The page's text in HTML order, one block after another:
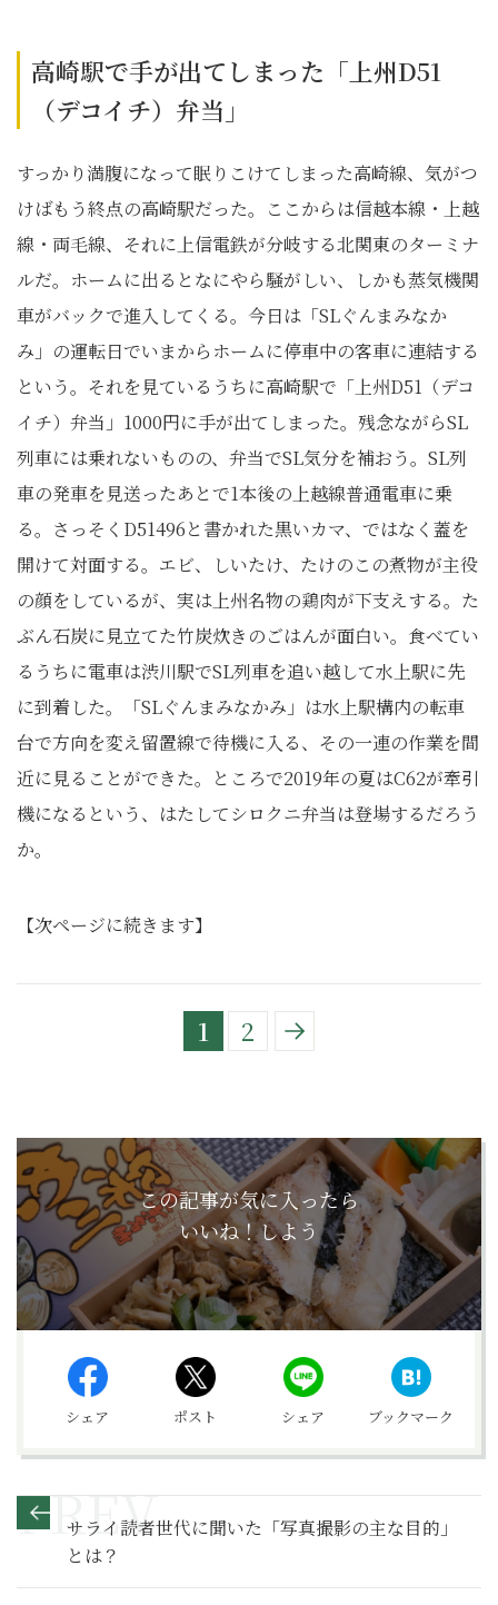
高崎駅で手が出てしまった「上州D51
（デコイチ）弁当」
すっかり満腹になって眠りこけてしまった高崎線、気がつ
けばもう終点の高崎駅だった。ここからは信越本線・上越
線・両毛線、それに上信電鉄が分岐する北関東のターミナ
ルだ。ホームに出るとなにやら騒がしい、しかも蒸気機関
車がバックで進入してくる。今日は「SLぐんまみなか
み」の運転日でいまからホームに停車中の客車に連結する
という。それを見ているうちに高崎駅で「上州D51（デコ
イチ）弁当」1000円に手が出てしまった。残念ながらSL
列車には乗れないものの、弁当でSL気分を補おう。SL列
車の発車を見送ったあとで1本後の上越線普通電車に乗
る。さっそくD51496と書かれた黒いカマ、ではなく蓋を
開けて対面する。エビ、しいたけ、たけのこの煮物が主役
の顔をしているが、実は上州名物の鶏肉が下支えする。た
ぶん石炭に見立てた竹炭炊きのごはんが面白い。食べてい
るうちに電車は渋川駅でSL列車を追い越して水上駅に先
に到着した。「SLぐんまみなかみ」は水上駅構内の転車
台で方向を変え留置線で待機に入る、その一連の作業を間
近に見ることができた。ところで2019年の夏はC62が牽引
機になるという、はたしてシロクニ弁当は登場するだろう
か。
【次ページに続きます】
1 2
この記事が気に入ったら
いいね！しよう
シェア ポスト シェア ブックマーク
サライ読者世代に聞いた「写真撮影の主な目的」
とは？